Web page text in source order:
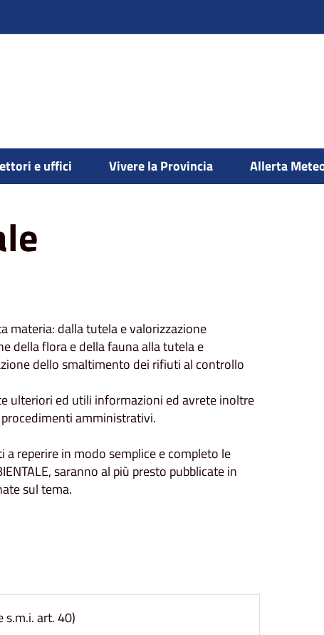
e uffici Vivere la Provincia Allerta
materia: dalla tutela e valorizzazione
della flora e della fauna alla tutela e
dello smaltimento dei rifiuti al controllo
ulteriori ed utili informazioni ed avrete inoltre
amministrativi.
reperire in modo semplice e completo le
saranno al più presto pubblicate in
sul tema.
art. 40)